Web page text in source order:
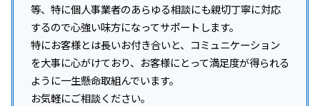
等、特に個人事業者のあらゆる相談にも親切丁寧に対応
するので心強い味方になってサポートします。
特にお客様とは長いお付き合いと、コミュニケーション
を大事に心がけており、お客様にとって満足度が得られる
ように一生懸命取組んでいます。
お気軽にご相談ください。